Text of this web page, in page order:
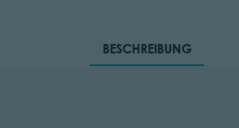
BESCHREIBUNG